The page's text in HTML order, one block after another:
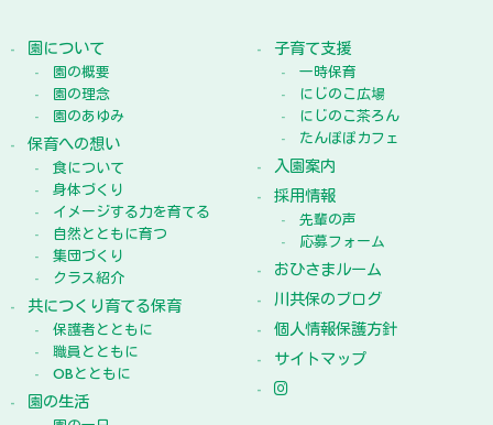
園について
園の概要
園の理念
園のあゆみ
保育への想い
食について
身体づくり
イメージする力を育てる
自然とともに育つ
集団づくり
クラス紹介
共につくり育てる保育
保護者とともに
職員とともに
OBとともに
園の生活
子育て支援
一時保育
にじのこ広場
にじのこ茶ろん
たんぽぽカフェ
入園案内
採用情報
先輩の声
応募フォーム
おひさまルーム
川共保のブログ
個人情報保護方針
サイトマップ